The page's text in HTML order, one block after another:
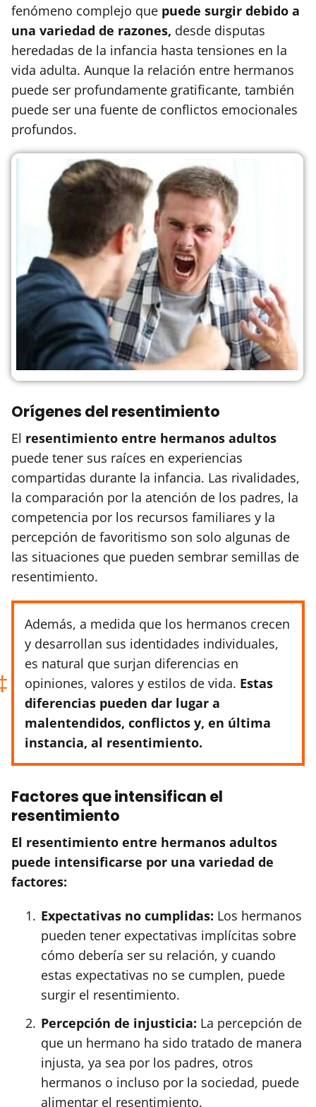
fenómeno complejo que puede surgir debido a
una variedad de razones, desde disputas
heredadas de la infancia hasta tensiones en la
vida adulta. Aunque la relación entre hermanos
puede ser profundamente gratificante, también
puede ser una fuente de conflictos emocionales
profundos.
Orígenes del resentimiento
El resentimiento entre hermanos adultos
puede tener sus raíces en experiencias
compartidas durante la infancia. Las rivalidades,
la comparación por la atención de los padres, la
competencia por los recursos familiares y la
percepción de favoritismo son solo algunas de
las situaciones que pueden sembrar semillas de
resentimiento.
Además, a medida que los hermanos crecen
y desarrollan sus identidades individuales,
es natural que surjan diferencias en
opiniones, valores y estilos de vida. Estas
diferencias pueden dar lugar a
malentendidos, conflictos y, en última
instancia, al resentimiento.
Factores que intensifican el
resentimiento
El resentimiento entre hermanos adultos
puede intensificarse por una variedad de
factores:
Expectativas no cumplidas: Los hermanos
pueden tener expectativas implícitas sobre
cómo debería ser su relación, y cuando
estas expectativas no se cumplen, puede
surgir el resentimiento.
Percepción de injusticia: La percepción de
que un hermano ha sido tratado de manera
injusta, ya sea por los padres, otros
hermanos o incluso por la sociedad, puede
alimentar el resentimiento.